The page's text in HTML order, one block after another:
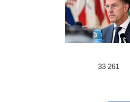
261 33